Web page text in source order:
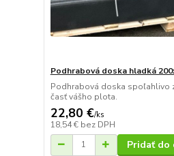
Podhrabová doska hladká
Podhrabová doska spoľahlivo
časť vášho plota.
22,80 €/ks
18,54 € bez DPH
Pridať do